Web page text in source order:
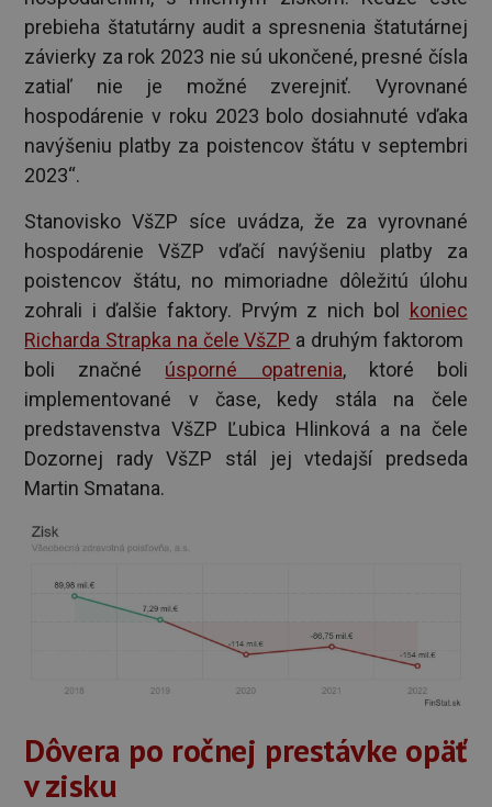
prebieha štatutárny audit a spresnenia štatutárnej
závierky za rok 2023 nie sú ukončené, presné čísla
zatiaľ nie je možné zverejniť. Vyrovnané
hospodárenie v roku 2023 bolo dosiahnuté vďaka
navýšeniu platby za poistencov štátu v septembri
2023“.
Stanovisko VšZP síce uvádza, že za vyrovnané
hospodárenie VšZP vďačí navýšeniu platby za
poistencov štátu, no mimoriadne dôležitú úlohu
zohrali i ďalšie faktory. Prvým z nich bol koniec
Richarda Strapka na čele VšZP a druhým faktorom
boli značné úsporné opatrenia, ktoré boli
implementované v čase, kedy stála na čele
predstavenstva VšZP Ľubica Hlinková a na čele
Dozornej rady VšZP stál jej vtedajší predseda
Martin Smatana.
Dôvera po ročnej prestávke opäť
v zisku